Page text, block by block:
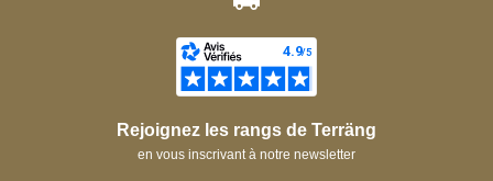
Rejoignez les rangs de Terräng
en vous inscrivant à notre newsletter